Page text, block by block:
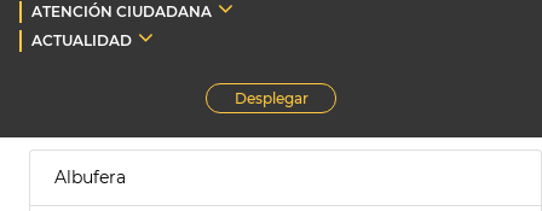
ATENCIÓN CIUDADANA
ACTUALIDAD
Desplegar
Albufera